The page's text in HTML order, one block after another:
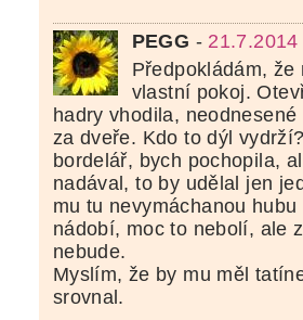
PEGG -
Předpokládám,
vlastní pokoj.
hadry vhodila,
za dveře. Kdo to dýl
bordelář, bych pochopila,
nadával, to by udělal jen
mu tu nevymáchanou
nádobí, moc to nebolí, ale
nebude.
Myslím, že by mu měl
srovnal.